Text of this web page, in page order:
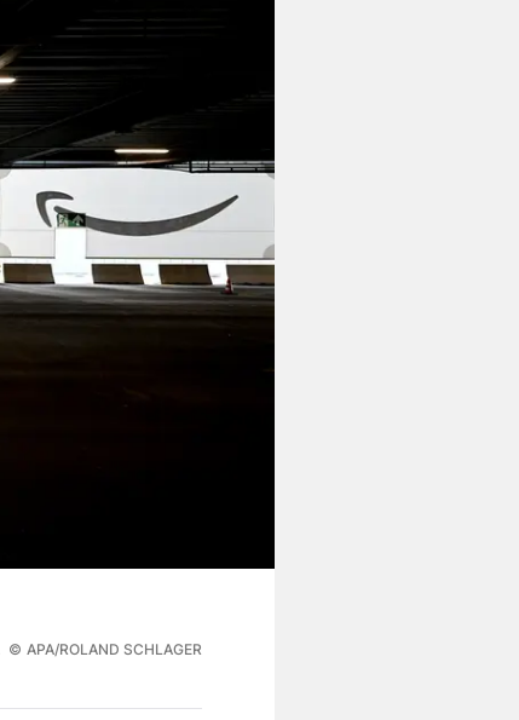
© APA/ROLAND SCHLAGER